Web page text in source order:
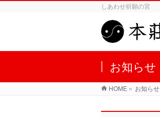
しあわせ祈願の宮
お知らせ
HOME » お知らせ